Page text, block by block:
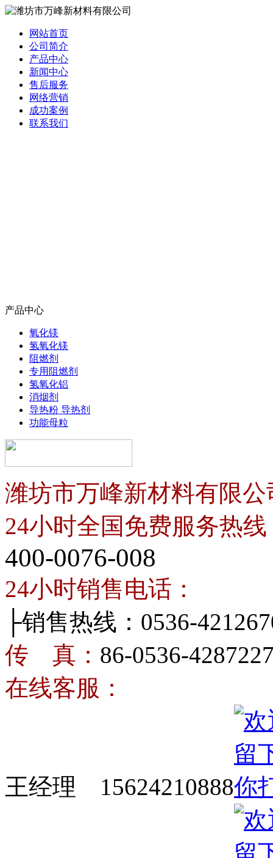
网站首页
公司简介
产品中心
新闻中心
售后服务
网络营销
成功案例
联系我们
产品中心
氧化镁
氢氧化镁
阻燃剂
专用阻燃剂
氢氧化铝
消烟剂
导热粉 导热剂
功能母粒
潍坊市万峰新材料有限公
24小时全国免费服务热线
400-0076-008
24小时销售电话：
├销售热线：0536-
传 真： 86-0536-
在线客服：
王经理 15624210888